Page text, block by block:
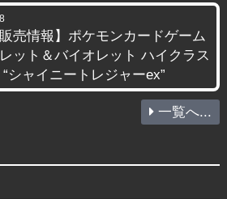
販売情報】ポケモンカードゲーム
ット＆バイオレット ハイクラス
シャイニートレジャーex”
一覧へ...